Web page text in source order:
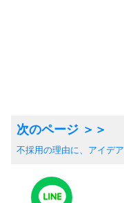
不採用の理由に、アイデ